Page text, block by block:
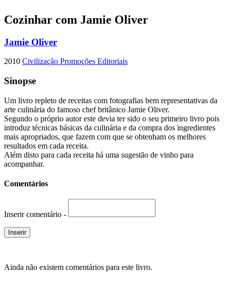
Cozinhar com Jamie Oliver
Jamie Oliver
2010 Civilização Promoções Editoriais
Sinopse
Um livro repleto de receitas com fotografias bem representativas da
arte culinária do famoso chef britânico Jamie Oliver.
Segundo o próprio autor este devia ter sido o seu primeiro livro pois
introduz técnicas básicas da culinária e da compra dos ingredientes
mais apropriados, que fazem com que se obtenham os melhores
resultados em cada receita.
Além disto para cada receita há uma sugestão de vinho para
acompanhar.
Comentários
Inserir comentário -
Ainda não existem comentários para este livro.